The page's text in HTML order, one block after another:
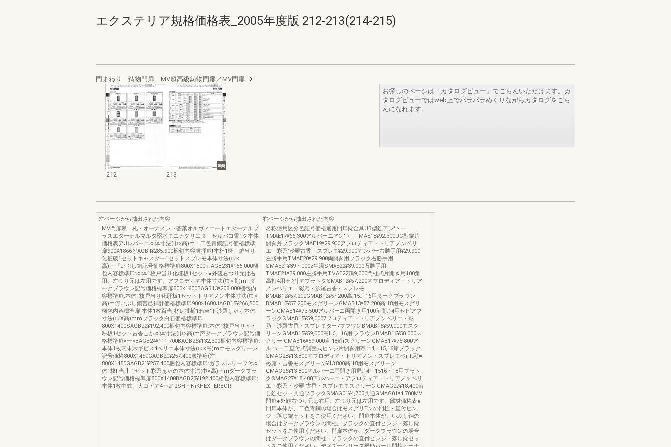
エクステリア規格価格表_2005年度版 212-213(214-215)
門まわり 鋳物門扉 MV超高級鋳物門扉／MV門扉
212 213
お探しのページは「カタログビュー」でごらんいただけます。カ
タログビューではweb上でパラパラめくりながらカタログをごら
んになれます。
左ページから抽出された内容
MV門扉表 札・オーナメント蒼菓オルヴィエートエターナルプ
ラスエターナルマルタ塁水モニカクリエダ セルバヨ雪1ク本体
価格表アJレパーニ本体寸法(巾×高)m「二色青銅記号価格標準
扉900X1866どAGBll¥285.900梱包内容虜拝扉t本杯1概、炉当り
化粧破1セットキャスター1セットスプレモ本体寸法(巾×
高)m『いぶし銅記号価格標準扉800X1500」AGB231¥156.000梱
包内容標準扉:本体1枚戸当り化粧板1セット●外観右つり元は右
用、左つり元は左用です。アフロディア本体寸法(巾×高)mTダ
ークブラウン記号価格標準扉800×1600BAGB13¥208,000梱包内
容標準扉:本体1枚戸当り化肝板1セットトリアノン本体寸法(巾×
高)m何いぶし銅言己拝計価格標準扉900×1600JAGB15¥266,500
梱包内容標準扉:本体1枚百当,材レ批捕1わ車′ト沙羅しゃら本体
寸法(巾X高)mmブラック白石価格標準扉
800X1400SAGB22¥192,400梱包内容標準扉:本体1枚戸当リイヒ
耕板1セット古香こか本体寸法(巾×高)m声ダークブラウン記号価
格標準扉×一×BAGB24¥111‐700BAGB25¥132,300梱包内容標準扉:
本体1枚穴未六ギビス4ベリエ本体寸法(巾×高)mmモスグリーン
記号価格800X1450GACB20¥257.400窯準扇(左
800X1450GAGB21¥257.400梱包内容標準扉:ガラスレリーフ付本
体1枚F当,】1ヤット彩乃ぁゃの本体寸法(巾×高)mmダークブラ
ウン記号価格標準扉800X1400BAGB23¥192.400相包内容標準扉:
本体1枚中式、大ゴビア4￢212SHmNiKHEXTERBOR
右ページから抽出された内容
名称使用区分色記号価格適用門扉錠金具UB型錠アン′ヽ一
TMAE17¥66,300アルバーニアン′ヽ―TMAE18¥92.300UC型錠片
開き丹ブラックMAE19¥29.900アフロディア・トリアノンペリ
エ・彩乃'沙羅古香・スプレモ¥29.900アンバー右勝手用¥29.900
左勝手用TMAE20¥29.900両開き用ブラック右勝手用
SMAE21¥39・000z生渇SMAE22¥39.000石勝手用
TMAE21¥39,000左勝手用TMAE22鶏9,000門柱式片開き用100角
高打4用セど￨アブラックSMAB12¥57,200アフロディア・トリア
ノンペリエ・彩乃・沙羅古香・スプレモ
BMAB12¥57.200GMAB12¥57.200高:15。16用ダークブラウン
BMAB13¥57.200モスグリーンGMAB13¥57.200高:18用モスグリ
ーンGMAB14¥73.500アルバーニ両開き用100角高:14用セピアフ
ラックSMAB15¥59,0007フロディア・トリアノンペリエ・彩
乃・沙羅古香・スプレモター7フフワンBMAB15¥59,000モスク
リーンGMAB15¥59,000高H5。16用'フラウンBMAB16¥50.000ス
クリー:GMAB16¥59.000言:18鮒iスクリーンGMAB17¥75.800ア
ル′ヽ一二直付式調整式ヒンジ片開き用寄コ4・15,16岸ブラック
SMAG28¥13.800アフロディア・トリアノン・スプレモペr,T.彩■.
め露・吉番モスグリーン¥13,800高:18用モスグリーン
GMAG26¥13‐800アルバーニ両開き用局:14・1516・18用フラッ
クSMAG27¥18,400アルバーニ・アフロディア・トリアノンペリ
エ・彩乃・沙羅,古香・スプレモモスクリーンGMAG27¥18,400落
し錠セット共通フラックSMAG01¥4,700共通GMAG01¥4.700MV
門扉●外観右つり元は右用、左つり元は左用です。部材価格表●
門扉本体が、二色青銅の場合はモスグリTンの門柱・直付ヒン
ジ・落じ錠セットをご使用ください。門扉本体が、いぶし銅の
場合はダークブラウンの問柱。ブラックの直付ヒンジ・落し錠
セットをご使用ください。門扉本体が、ダークブラウンの場合
はダークブラウンの問柱・ブラックの直付ヒンジ・落し錠セッ